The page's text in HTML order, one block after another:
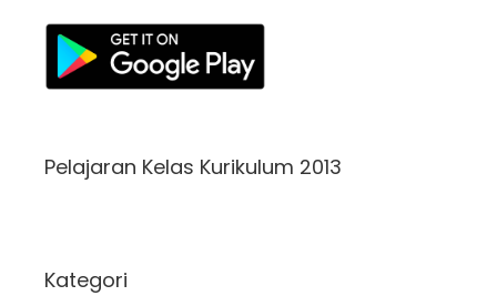
Pelajaran Kelas Kurikulum 2013
Kategori